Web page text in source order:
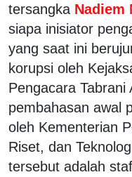
tersangka Nadiem
siapa inisiator
yang saat ini
korupsi oleh
Pengacara
pembahasan awal
oleh Kementerian
Riset, dan
tersebut adalah